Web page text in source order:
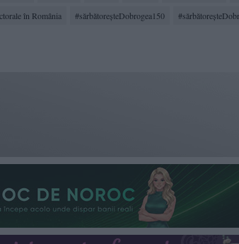
în România #sărbătoreşteDobrogea150